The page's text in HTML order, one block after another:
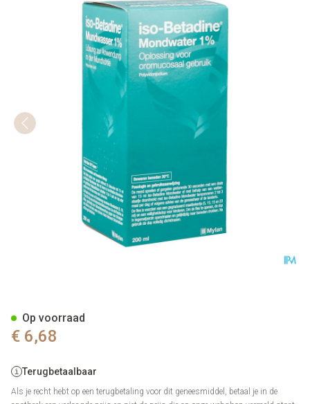
€ 6,68
Terugbetaalbaar
Als je recht hebt op een terugbetaling voor dit geneesmiddel, betaal je in de
Op voorraad